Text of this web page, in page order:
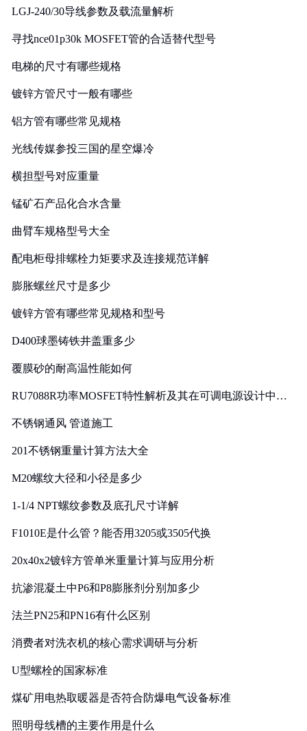
LGJ-240/30导线参数及载流量解析
寻找nce01p30k MOSFET管的合适替代型号
电梯的尺寸有哪些规格
镀锌方管尺寸一般有哪些
铝方管有哪些常见规格
光线传媒参投三国的星空爆冷
横担型号对应重量
锰矿石产品化合水含量
曲臂车规格型号大全
配电柜母排螺栓力矩要求及连接规范详解
膨胀螺丝尺寸是多少
镀锌方管有哪些常见规格和型号
D400球墨铸铁井盖重多少
覆膜砂的耐高温性能如何
RU7088R功率MOSFET特性解析及其在可调电源设计中的
不锈钢通风 管道施工
201不锈钢重量计算方法大全
M20螺纹大径和小径是多少
1-1/4 NPT螺纹参数及底孔尺寸详解
F1010E是什么管？能否用3205或3505代换
20x40x2镀锌方管单米重量计算与应用分析
抗渗混凝土中P6和P8膨胀剂分别加多少
法兰PN25和PN16有什么区别
消费者对洗衣机的核心需求调研与分析
U型螺栓的国家标准
煤矿用电热取暖器是否符合防爆电气设备标准
照明母线槽的主要作用是什么